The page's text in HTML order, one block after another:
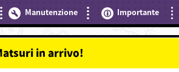
Manutenzione Importante
in arrivo!